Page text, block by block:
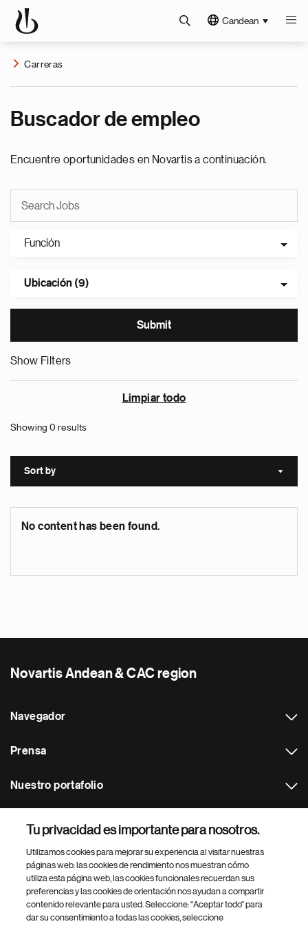
Candean
Carreras
Buscador de empleo
Encuentre oportunidades en Novartis a continuación.
Función
Ubicación (9)
Show Filters
Limpiar todo
Showing 0 results
Sort by Sort
No content has been found.
Novartis Andean & CAC region
Navegador
Prensa
Nuestro portafolio
Footer Site Search
Tu privacidad es importante para nosotros.
Utilizamos cookies para mejorar su experiencia al visitar nuestras
páginas web: las cookies de rendimiento nos muestran cómo
utiliza esta página web, las cookies funcionales recuerdan sus
preferencias y las cookies de orientación nos ayudan a compartir
contenido relevante para usted. Seleccione: "Aceptar todo" para
dar su consentimiento a todas las cookies, seleccione